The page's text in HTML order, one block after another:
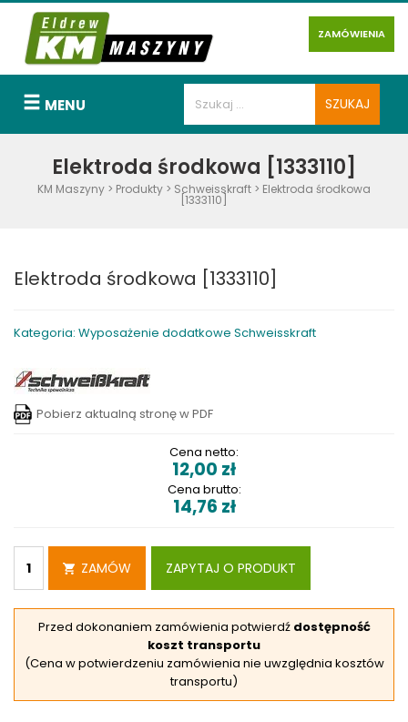
ZAMÓWIENIA
MENU
Elektroda środkowa [1333110]
KM Maszyny > Produkty > Schweisskraft > Elektroda środkowa
[1333110]
Elektroda środkowa [1333110]
Kategoria: Wyposażenie dodatkowe Schweisskraft
Pobierz aktualną stronę w PDF
Cena netto:
12,00 zł
Cena brutto:
14,76 zł
ZAMÓW ZAPYTAJ O PRODUKT
Przed dokonaniem zamówienia potwierdź dostępność
koszt transportu
(Cena w potwierdzeniu zamówienia nie uwzględnia kosztów
transportu)